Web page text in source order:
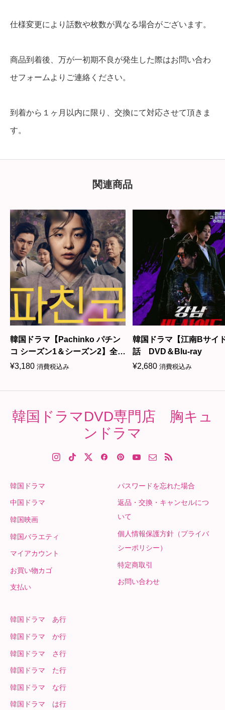
仕様変更により話数や枚数が異なる場合がございます。
商品到着後、万が一初期不良が発生した際はお問い合わ
せフォームよりご連絡ください。
到着から１ヶ月以内に限り、交換にて対応させて頂きま
す。
関連商品
韓国ドラマ【Pachinko パチン
コ シーズン1＆シーズン2】全
話 DVD＆Blu-ray
¥3,180 消費税込み
韓国ドラマ【江南Bサイ
話 DVD＆Blu-ray
¥2,680 消費税込み
韓国ドラマDVD専門店 胸キュ
ンドラマ
韓国ドラマ
中国ドラマ
韓国映画
韓国バラエティ
マイアカウント
お買い物カゴ
支払い
パスワードを忘れた場合
返品・交換・キャンセルにつ
いて
個人情報保護方針（プライバ
シーポリシー）
特定商取引
お問い合わせ
韓国ドラマ あ行
韓国ドラマ か行
韓国ドラマ さ行
韓国ドラマ た行
韓国ドラマ な行
韓国ドラマ は行